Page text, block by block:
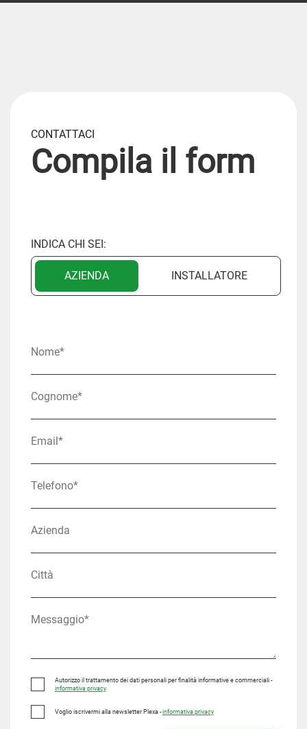
CONTATTACI
Compila il form
INDICA CHI SEI:
AZIENDA INSTALLATORE
Autorizzo il trattamento dei dati personali per finalità informative e commerciali -
informativa privacy
Voglio iscrivermi alla newsletter Plexa -informativa privacy